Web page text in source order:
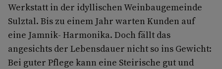
Werkstatt in der idyllischen Weinbaugemeinde
Sulztal. Bis zu einem Jahr warten Kunden auf
eine Jamnik- Harmonika. Doch fällt das
angesichts der Lebensdauer nicht so ins Gewicht:
Bei guter Pflege kann eine Steirische gut und